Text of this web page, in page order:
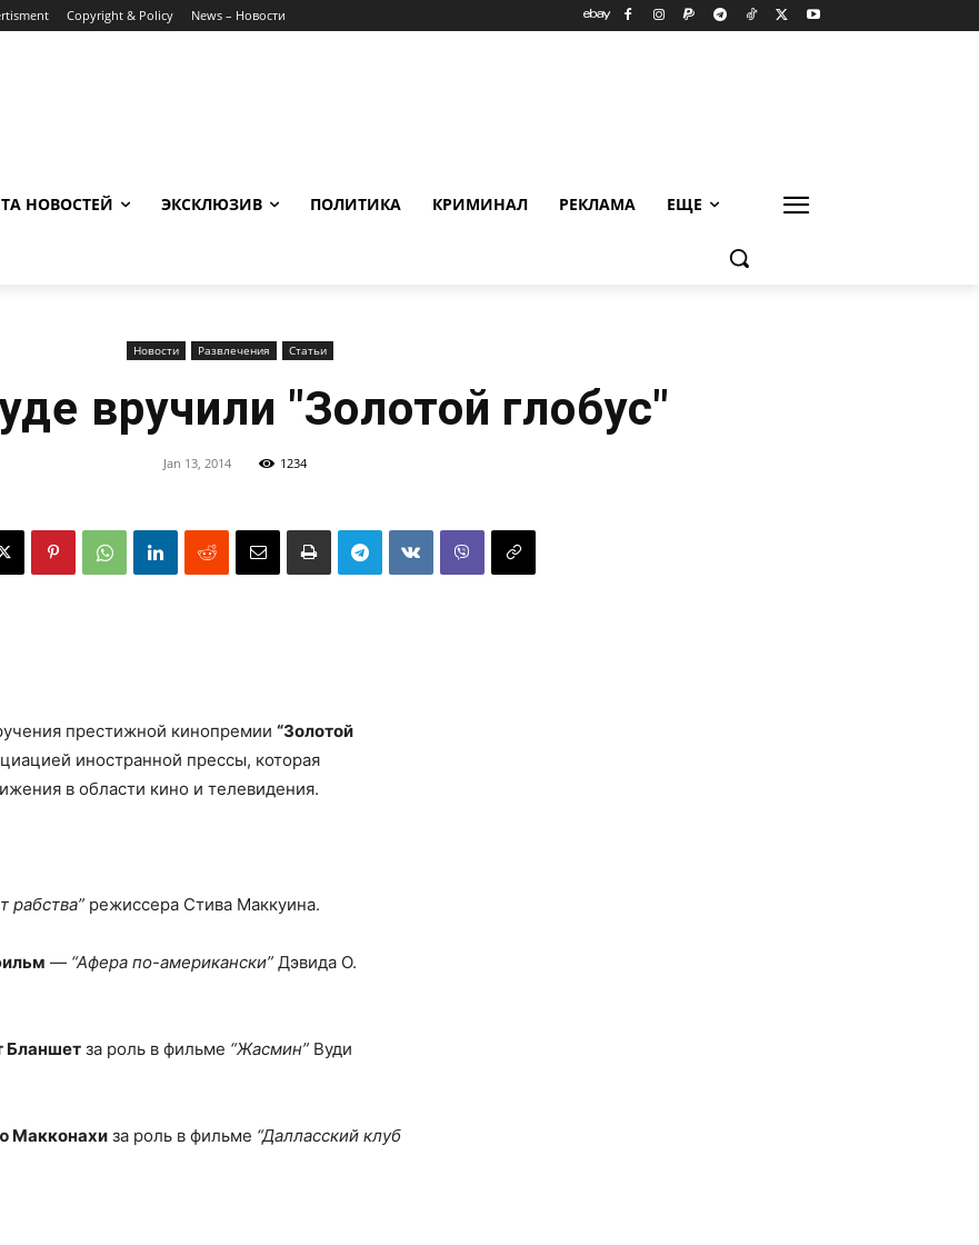
Copyright & Policy News – Новости
НОВОСТЕЙ ЭКСКЛЮЗИВ ПОЛИТИКА КРИМИНАЛ РЕКЛАМА ЕЩЕ
Новости Развлечения Статьи
вручили "Золотой глобус"
Jan 13, 2014 1234
престижной кинопремии “Золотой
иностранной прессы, которая
в области кино и телевидения.
рабства” режиссера Стива Маккуина.
— “Афера по-американски” Дэвида О.
Бланшет за роль в фильме “Жасмин” Вуди
Макконахи за роль в фильме “Далласский клуб